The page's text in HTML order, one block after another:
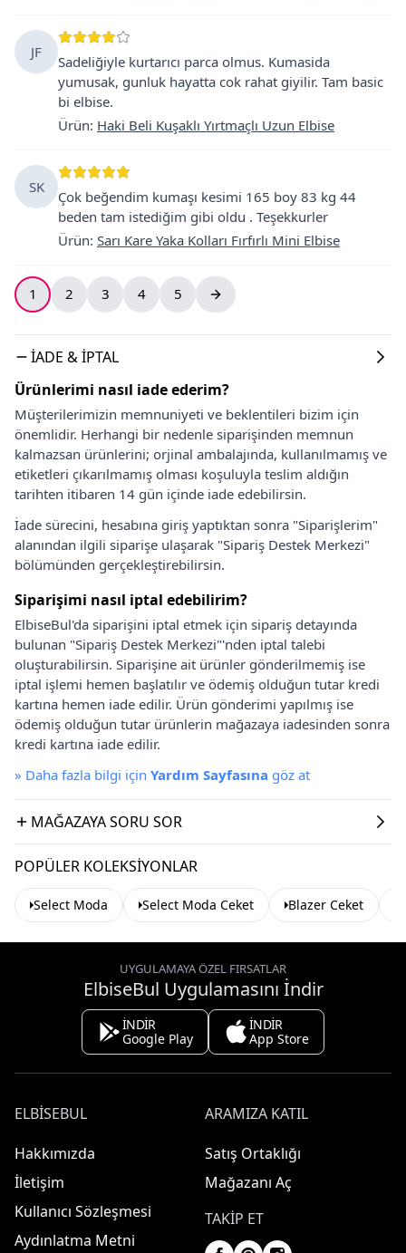
JF
Sadeliğiyle kurtarıcı parca olmus. Kumasida
yumusak, gunluk hayatta cok rahat giyilir. Tam basic
bi elbise.
Ürün: Haki Beli Kuşaklı Yırtmaçlı Uzun Elbise
SK
Çok beğendim kumaşı kesimi 165 boy 83 kg 44
beden tam istediğim gibi oldu . Teşekkurler
Ürün: Sarı Kare Yaka Kolları Fırfırlı Mini Elbise
1 2 3 4 5
İADE & İPTAL
Ürünlerimi nasıl iade ederim?
Müşterilerimizin memnuniyeti ve beklentileri bizim için
önemlidir. Herhangi bir nedenle siparişinden memnun
kalmazsan ürünlerini; orjinal ambalajında, kullanılmamış ve
etiketleri çıkarılmamış olması koşuluyla teslim aldığın
tarihten itibaren 14 gün içinde iade edebilirsin.
İade sürecini, hesabına giriş yaptıktan sonra "Siparişlerim"
alanından ilgili siparişe ulaşarak "Sipariş Destek Merkezi"
bölümünden gerçekleştirebilirsin.
Siparişimi nasıl iptal edebilirim?
ElbiseBul'da siparişini iptal etmek için sipariş detayında
bulunan "Sipariş Destek Merkezi"'nden iptal talebi
oluşturabilirsin. Siparişine ait ürünler gönderilmemiş ise
iptal işlemi hemen başlatılır ve ödemiş olduğun tutar kredi
kartına hemen iade edilir. Ürün gönderimi yapılmış ise
ödemiş olduğun tutar ürünlerin mağazaya iadesinden sonra
kredi kartına iade edilir.
» Daha fazla bilgi için Yardım Sayfasına göz at
MAĞAZAYA SORU SOR
POPÜLER KOLEKSIYONLAR
Select Moda Select Moda Ceket Blazer Ceket
UYGULAMAYA ÖZEL FIRSATLAR
ElbiseBul Uygulamasını İndir
İNDİR
Google Play
İNDİR
App Store
ELBISEBUL
Hakkımızda
İletişim
Kullanıcı Sözleşmesi
Aydınlatma Metni
ARAMIZA KATIL
Satış Ortaklığı
Mağazanı Aç
TAKIP ET